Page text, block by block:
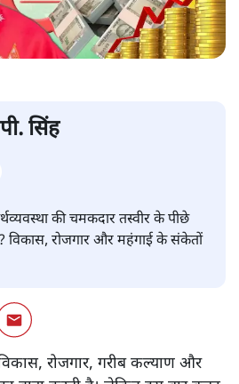
सिंह
की चमकदार तस्वीर के पीछे
रोजगार और महंगाई के संकेतों
रोजगार, गरीब कल्याण और